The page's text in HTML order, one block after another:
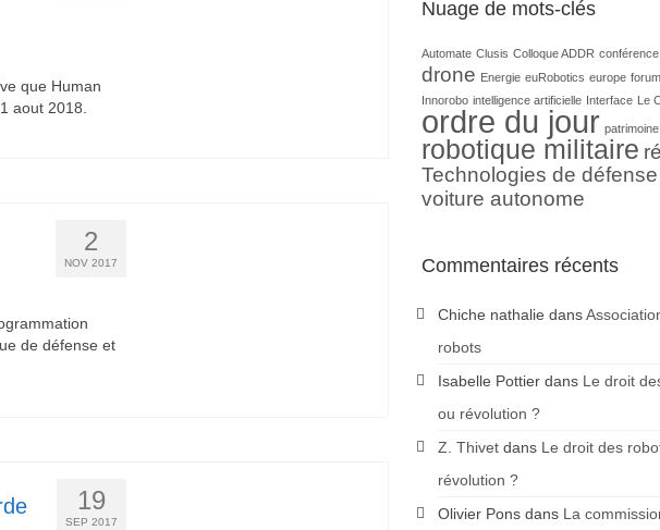
que Human
aout 2018.
2
NOV 2017
de défense et
19
SEP 2017
Nuage de mots-clés
Automate Clusis Colloque ADDR conférence
drone Energie euRobotics europe forum
Innorobo intelligence artificielle Interface Le
ordre du jour patrimoine
robotique militaire
Technologies de défense
voiture autonome
Commentaires récents
Chiche nathalie dans
robots
Isabelle Pottier dans Le droit
ou révolution ?
Z. Thivet dans Le droit des
révolution ?
Olivier Pons dans La